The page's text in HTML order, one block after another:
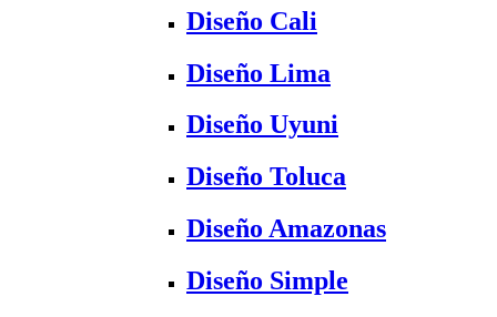
Diseño Cali
Diseño Lima
Diseño Uyuni
Diseño Toluca
Diseño Amazonas
Diseño Simple